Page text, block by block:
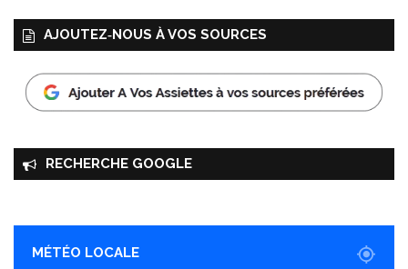
AJOUTEZ‑NOUS À VOS SOURCES
RECHERCHE GOOGLE
MÉTÉO LOCALE